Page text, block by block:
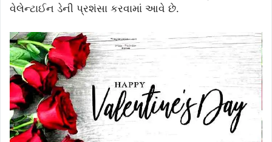
વેલેન્ટાઈન ડેની પ્રશંસા કરવામાં આવે છે.